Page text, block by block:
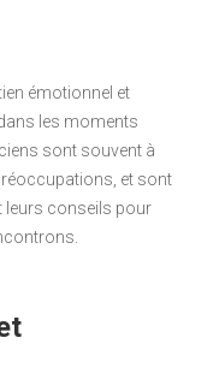
émotionnel et
les moments
sont souvent à
et sont
leurs conseils pour